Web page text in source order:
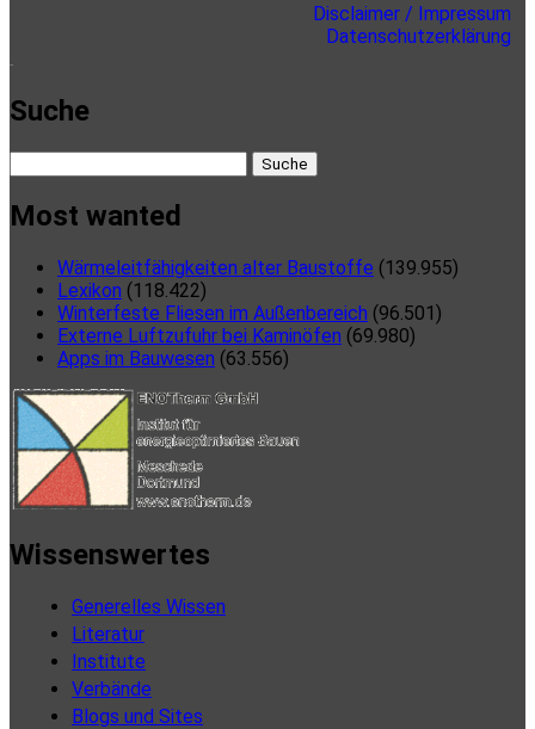
Disclaimer / Impressum
Datenschutzerklärung
Suche
nach:
Most wanted
Wärmeleitfähigkeiten alter Baustoffe (139.955)
Lexikon (118.422)
Winterfeste Fliesen im Außenbereich (96.501)
Externe Luftzufuhr bei Kaminöfen (69.980)
Apps im Bauwesen (63.556)
Wissenswertes
Generelles Wissen
Literatur
Institute
Verbände
Blogs und Sites